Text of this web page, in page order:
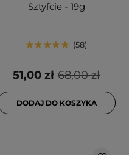
Sztyfcie - 19g
58
68,00 zł
51,00 zł
DODAJ DO KOSZYKA